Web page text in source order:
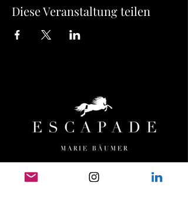
Diese Veranstaltung teilen